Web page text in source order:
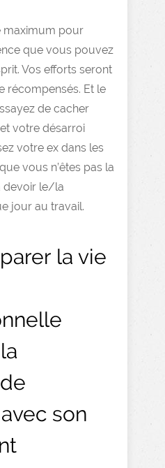
maximum pour
que vous pouvez
Vos efforts seront
récompensés. Et le
de cacher
votre désarroi
votre ex dans les
vous n’êtes pas la
devoir le/la
jour au travail.
la vie
son